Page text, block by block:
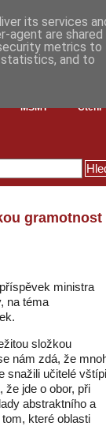
MŠMT Čtení
gramotnost
ministra
na téma
složkou
nám zdá, že
snažili učitelé
že jde o obor, při
abstraktního a
které oblasti
its services
agent are shared
metrics to
and to